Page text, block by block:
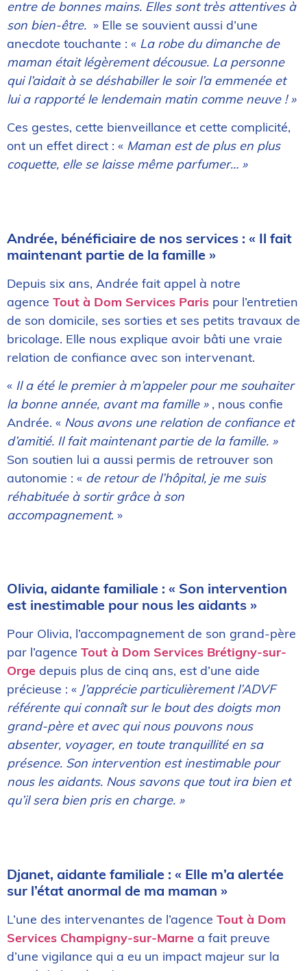
entre de bonnes mains. Elles sont très attentives à
son bien-être. » Elle se souvient aussi d’une
anecdote touchante : « La robe du dimanche de
maman était légèrement décousue. La personne
qui l’aidait à se déshabiller le soir l’a emmenée et
lui a rapporté le lendemain matin comme neuve ! »
Ces gestes, cette bienveillance et cette complicité,
ont un effet direct : « Maman est de plus en plus
coquette, elle se laisse même parfumer… »
Andrée, bénéficiaire de nos services : « Il fait
maintenant partie de la famille »
Depuis six ans, Andrée fait appel à notre
agence Tout à Dom Services Paris pour l’entretien
de son domicile, ses sorties et ses petits travaux de
bricolage. Elle nous explique avoir bâti une vraie
relation de confiance avec son intervenant.
« Il a été le premier à m’appeler pour me souhaiter
la bonne année, avant ma famille », nous confie
Andrée. « Nous avons une relation de confiance et
d’amitié. Il fait maintenant partie de la famille. »
Son soutien lui a aussi permis de retrouver son
autonomie : « de retour de l’hôpital, je me suis
réhabituée à sortir grâce à son
accompagnement. »
Olivia, aidante familiale : « Son intervention
est inestimable pour nous les aidants »
Pour Olivia, l’accompagnement de son grand-père
par l’agence Tout à Dom Services Brétigny-sur-
Orge depuis plus de cinq ans, est d’une aide
précieuse : « J’apprécie particulièrement l’ADVF
référente qui connaît sur le bout des doigts mon
grand-père et avec qui nous pouvons nous
absenter, voyager, en toute tranquillité en sa
présence. Son intervention est inestimable pour
nous les aidants. Nous savons que tout ira bien et
qu’il sera bien pris en charge. »
Djanet, aidante familiale : « Elle m’a alertée
sur l’état anormal de ma maman »
L’une des intervenantes de l’agence Tout à Dom
Services Champigny-sur-Marne a fait preuve
d’une vigilance qui a eu un impact majeur sur la